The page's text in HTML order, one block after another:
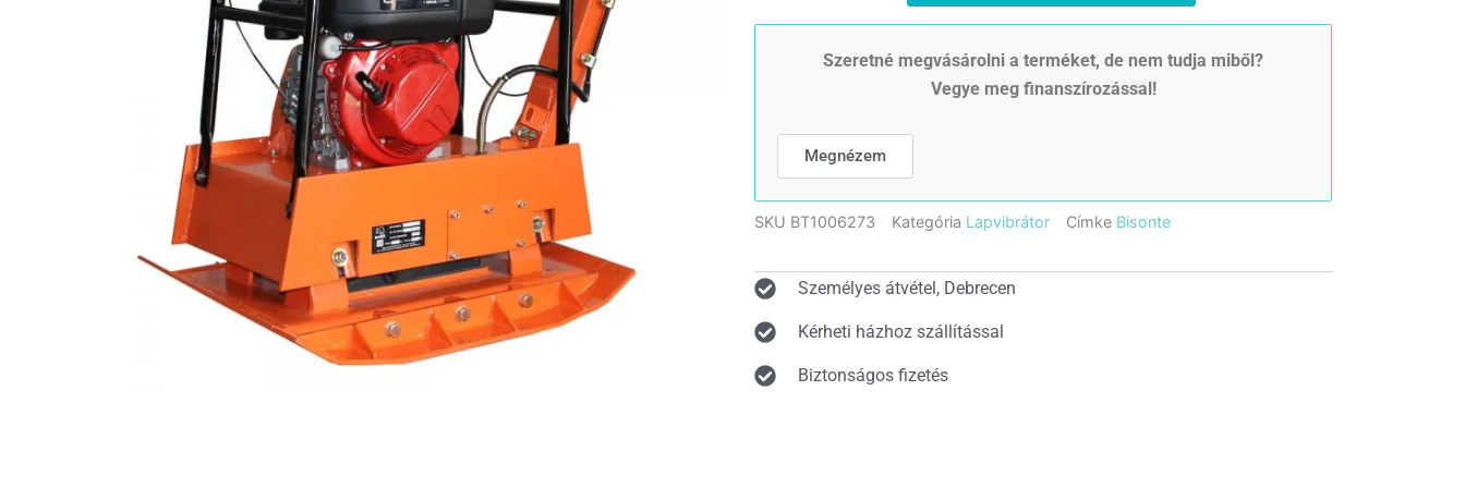
irányváltós
mennyiségSzeretné megvásárolni a terméket, de nem tudja miből?
Vegye meg finanszírozással!
Megnézem
SKU BT1006273 Kategória Lapvibrátor Címke Bisonte
Személyes átvétel, Debrecen
Kérheti házhoz szállítással
Biztonságos fizetés